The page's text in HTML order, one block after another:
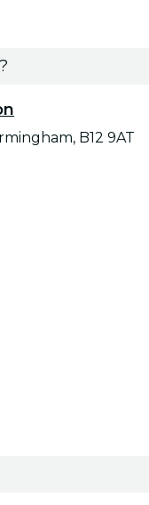
B12 9AT